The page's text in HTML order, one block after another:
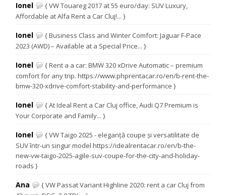
Ionel
{ VW Touareg 2017 at 55 euro/day: SUV Luxury,
Affordable at Alfa Rent a Car Cluj!... }
Ionel
{ Business Class and Winter Comfort: Jaguar F-Pace
2023 (AWD) – Available at a Special Price... }
Ionel
{ Rent a a car: BMW 320 xDrive Automatic – premium
comfort for any trip. https://www.phprentacar.ro/en/b-rent-the-
bmw-320-xdrive-comfort-stability-and-performance }
Ionel
{ At Ideal Rent a Car Cluj office, Audi Q7 Premium is
Your Corporate and Family... }
Ionel
{ VW Taigo 2025 - eleganță coupe și versatilitate de
SUV într-un singur model https://idealrentacar.ro/en/b-the-
new-vw-taigo-2025-agile-suv-coupe-for-the-city-and-holiday-
roads }
Ana
{ VW Passat Variant Highline 2020: rent a car Cluj from